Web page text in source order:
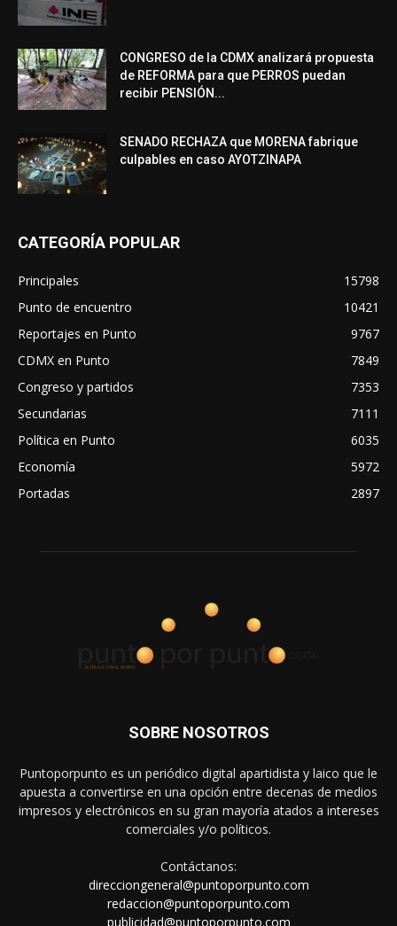
CONGRESO de la CDMX analizará propuesta
de REFORMA para que PERROS puedan
recibir PENSIÓN...
SENADO RECHAZA que MORENA fabrique
culpables en caso AYOTZINAPA
CATEGORÍA POPULAR
Principales
15798
Punto de encuentro
10421
Reportajes en Punto
9767
CDMX en Punto
7849
Congreso y partidos
7353
Secundarias
7111
Política en Punto
6035
Economía
5972
Portadas
2897
SOBRE NOSOTROS
Puntoporpunto es un periódico digital apartidista y laico que le
apuesta a convertirse en una opción entre decenas de medios
impresos y electrónicos en su gran mayoría atados a intereses
comerciales y/o políticos.
Contáctanos:
direcciongeneral@puntoporpunto.com
redaccion@puntoporpunto.com
publicidad@puntoporpunto.com